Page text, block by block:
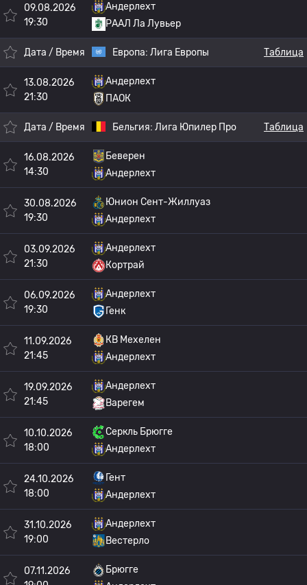
09.08.2026
19:30
Андерлехт
РААЛ Ла Лувьер
Дата / Время Европа: Лига Европы Таблица
13.08.2026
21:30
Андерлехт
ПАОК
Дата / Время Бельгия: Лига Юпилер Про Таблица
16.08.2026
14:30
Беверен
Андерлехт
30.08.2026
19:30
Юнион Сент-Жиллуаз
Андерлехт
03.09.2026
21:30
Андерлехт
Кортрай
06.09.2026
19:30
Андерлехт
Генк
11.09.2026
21:45
КВ Мехелен
Андерлехт
19.09.2026
21:45
Андерлехт
Варегем
10.10.2026
18:00
Серкль Брюгге
Андерлехт
24.10.2026
18:00
Гент
Андерлехт
31.10.2026
19:00
Андерлехт
Вестерло
07.11.2026
Брюгге